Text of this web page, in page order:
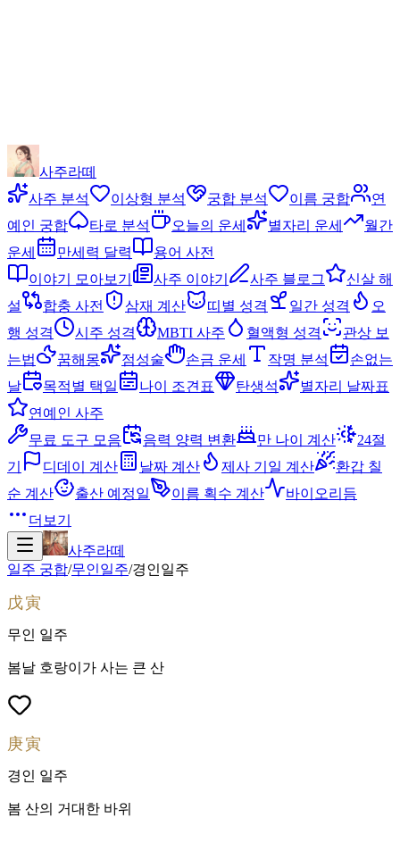
사주라떼
사주 분석
이상형 분석 궁합 분석 이름 궁합
연
예인 궁합
타로 분석 오늘의 운세 별자리 운세
월간
운세
만세력 달력
용어 사전
이야기 모아보기
사주 이야기 사주 블로그
신살 해
설
합충 사전 삼재 계산 띠별 성격 일간 성격
오
행 성격
시주 성격 MBTI 사주 혈액형 성격
관상 보
는법
꿈해몽 점성술 손금 운세 작명 분석
손없는
날
목적별 택일 나이 조견표 탄생석
별자리 날짜표
연예인 사주
무료 도구 모음
음력 양력 변환 만 나이 계산
24절
기
디데이 계산 날짜 계산 제사 기일 계산
환갑 칠
순 계산
출산 예정일 이름 획수 계산
바이오리듬
더보기
사주라떼
일주 궁합/무인일주/경인일주
戊寅
무인 일주
봄날 호랑이가 사는 큰 산
庚寅
경인 일주
봄 산의 거대한 바위